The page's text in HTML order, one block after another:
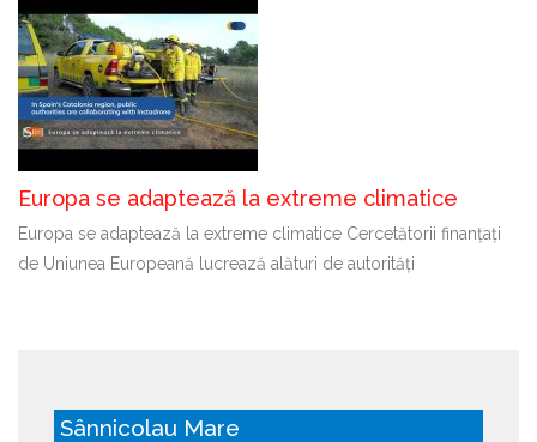
Europa se adaptează la extreme climatice
Europa se adaptează la extreme climatice Cercetătorii finanțați
de Uniunea Europeană lucrează alături de autorități
Sânnicolau Mare